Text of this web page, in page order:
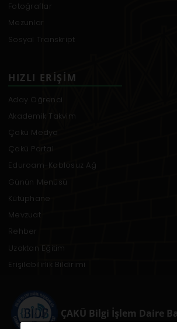
Fotoğraflar
Mezunlar
Sosyal Transkript
HIZLI ERIŞIM
Aday Öğrenci
Akademik Takvim
Çakü Medya
Çakü Portal
Eduroam-Kablosuz Ağ
Günün Menüsü
Kütüphane
Mevzuat
Rehber
Uzaktan Eğitim
Erişilebilirlik Bildirimi
ÇAKÜ Bilgi İşlem Daire